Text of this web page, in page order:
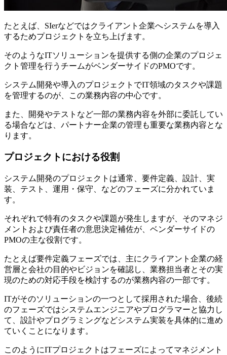
たとえば、SIerなどではクライアント企業へシステムを導入
するためプロジェクトを立ち上げます。
そのようなITソリューションを提供する側の企業のプロジェ
クト管理を行うチームがベンダーサイドのPMOです。
システム開発や導入のプロジェクトでIT領域のタスクや課題
を管理するのが、この業務内容の中心です。
また、開発やテストなど一部の業務内容を外部に委託してい
る場合などは、パートナー企業の管理も重要な業務内容とな
ります。
プロジェクトにおける役割
システム開発のプロジェクトは通常、要件定義、設計、実
装、テスト、運用・保守、などのフェーズに分かれていま
す。
それぞれで特有のタスクや課題が発生しますが、そのマネジ
メントおよび責任者の意思決定補佐が、ベンダーサイドの
PMOの主な役割です。
たとえば要件定義フェーズでは、主にクライアント企業の経
営層と会社の目的やビジョンを確認し、業務担当者とその実
現のための対応手段を検討するのが業務内容の一部です。
ITがそのソリューションの一つとして採用された場合、後続
のフェーズではシステムエンジニアやプログラマーと協力し
て、設計やプログラミングなどシステム実装を具体的に進め
ていくことになります。
このようにITプロジェクトはフェーズによってマネジメント